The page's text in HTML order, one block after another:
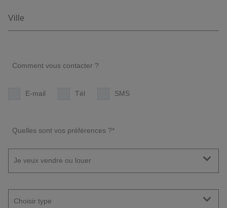
Comment vous contacter ?
E-mail Tél SMS
Quelles sont vos préférences ?*
Je veux vendre ou louer
Choisir type